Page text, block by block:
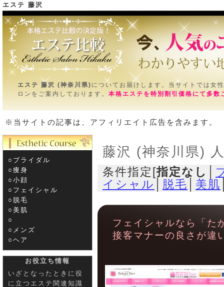
エステ 藤沢
エステ 藤沢 (神奈川県) についてお届けします。当サイトでは女
ロンをご案内しております。 本格エステを特別割引価格にて多数
エステ ＴＯＰ＞藤沢 (神奈川県)
※当サイトの記事は、アフィリエイト広告を含みます。
○ブライダル
○痩身
○小顔
○フェイシャル
○脱毛
○美肌
○­
○メンズ
○ヘア
お役立ち情報
いざとなったときに役
に立つエステ関連知識
藤沢 (神奈川県)
条件指定[指定なし
イシャル
脱毛 美肌
フェイシャルなら「た
接客マナーの良さが違